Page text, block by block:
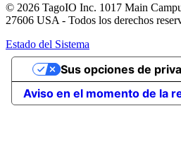
© 2026 TagoIO Inc. 1017 Main
27606 USA - Todos los derechos
Estado del Sistema
Aviso en el momento de la
Sus opciones de